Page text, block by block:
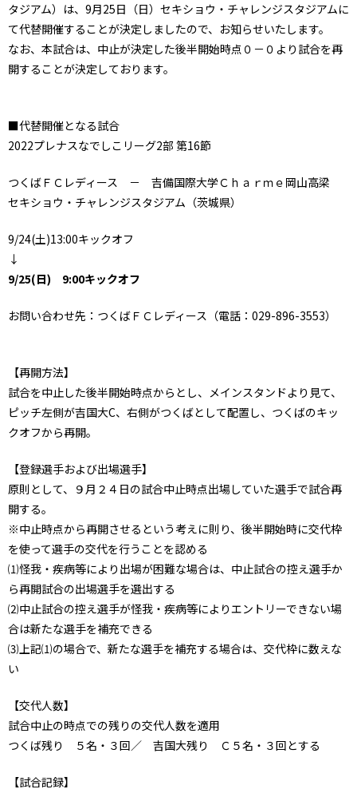
タジアム）は、9月25日（日）セキショウ・チャレンジスタジアムに
て代替開催することが決定しましたので、お知らせいたします。
なお、本試合は、中止が決定した後半開始時点０－０より試合を再
開することが決定しております。
■代替開催となる試合
2022プレナスなでしこリーグ2部 第16節
つくばＦＣレディース － 吉備国際大学Ｃｈａｒｍｅ岡山高梁
セキショウ・チャレンジスタジアム（茨城県）
9/24(土)13:00キックオフ
↓
9/25(日) 9:00キックオフ
お問い合わせ先：つくばＦＣレディース（電話：029-896-3553）
【再開方法】
試合を中止した後半開始時点からとし、メインスタンドより見て、
ピッチ左側が吉国大C、右側がつくばとして配置し、つくばのキッ
クオフから再開。
【登録選手および出場選手】
原則として、９月２４日の試合中止時点出場していた選手で試合再
開する。
※中止時点から再開させるという考えに則り、後半開始時に交代枠
を使って選手の交代を行うことを認める
⑴怪我・疾病等により出場が困難な場合は、中止試合の控え選手か
ら再開試合の出場選手を選出する
⑵中止試合の控え選手が怪我・疾病等によりエントリーできない場
合は新たな選手を補充できる
⑶上記⑴の場合で、新たな選手を補充する場合は、交代枠に数えな
い
【交代人数】
試合中止の時点での残りの交代人数を適用
つくば残り ５名・３回／ 吉国大残り Ｃ５名・３回とする
【試合記録】